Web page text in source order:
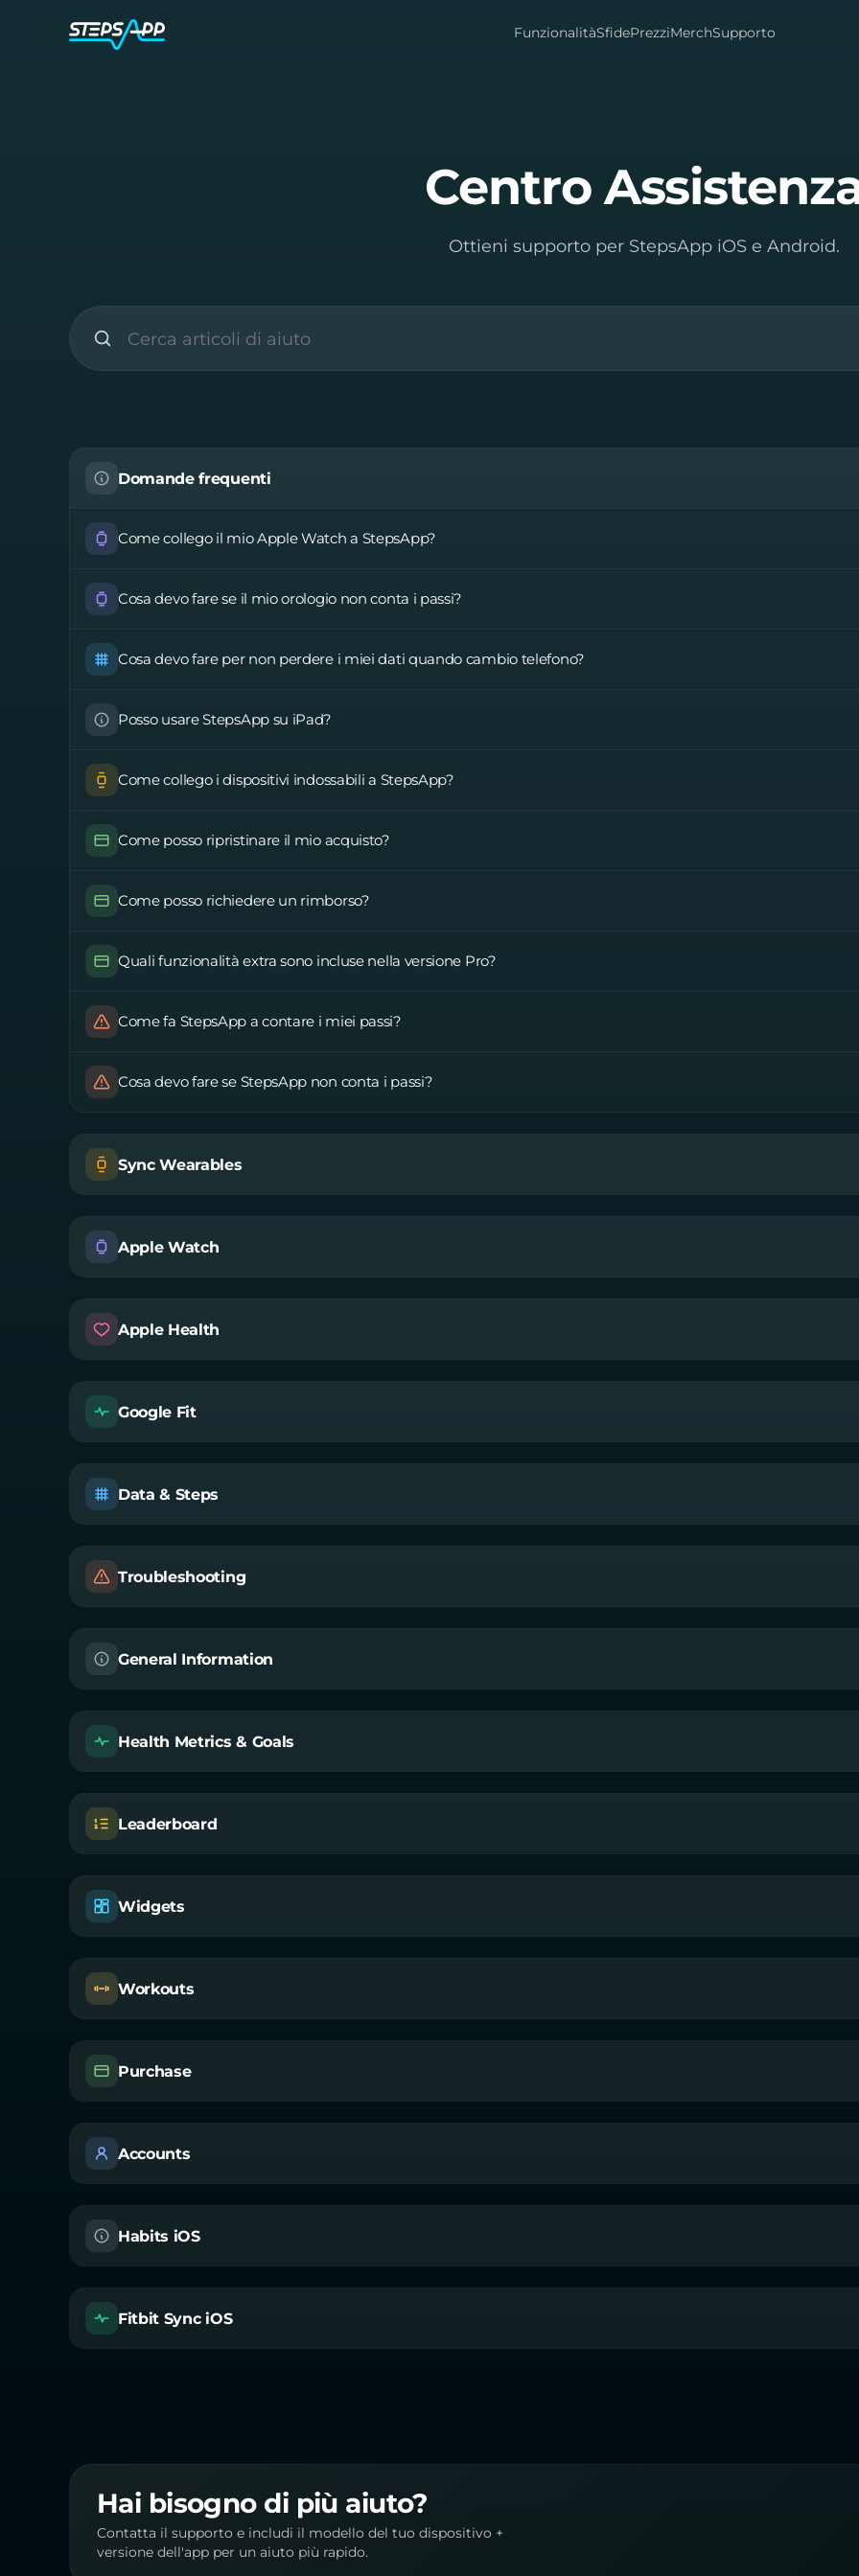
FunzionalitàSfidePrezziMerchSupporto
Centro
Ottieni supporto per StepsApp iOS e Android.
Cerca articoli di supporto
Domande frequenti
Come collego il mio Apple Watch a StepsApp?
Cosa devo fare se il mio orologio non conta i passi?
Cosa devo fare per non perdere i miei dati quando cambio telefono?
Posso usare StepsApp su iPad?
Come collego i dispositivi indossabili a StepsApp?
Come posso ripristinare il mio acquisto?
Come posso richiedere un rimborso?
Quali funzionalità extra sono incluse nella versione Pro?
Come fa StepsApp a contare i miei passi?
Cosa devo fare se StepsApp non conta i passi?
Sync Wearables
Apple Watch
Apple Health
Google Fit
Data & Steps
Troubleshooting
General Information
Health Metrics & Goals
Leaderboard
Widgets
Workouts
Purchase
Accounts
Habits iOS
Fitbit Sync iOS
Hai bisogno di più aiuto?
Contatta il supporto e includi il modello del tuo dispositivo +
versione dell'app per un aiuto più rapido.